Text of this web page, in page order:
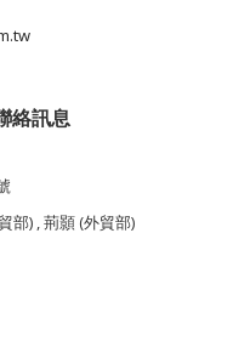
絡訊息
部) , 荊顥 (外貿部)